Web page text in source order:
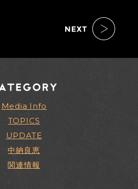
Media Info
TOPICS
UPDATE
中納良恵
関連情報